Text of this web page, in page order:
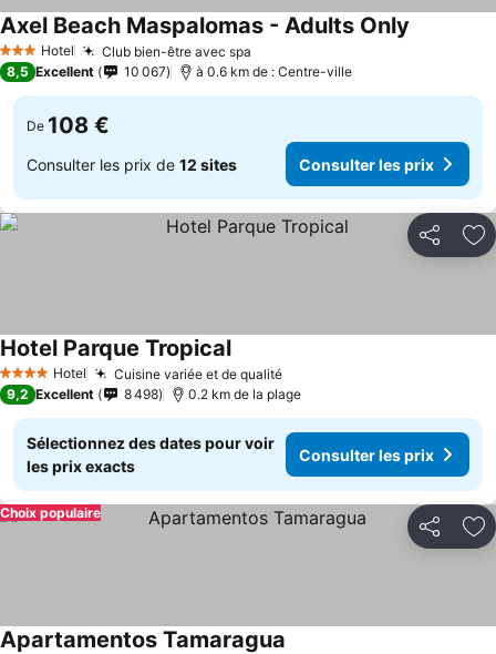
3 ÉtoilesHotel Club bien-être avec spa
Axel Beach Maspalomas - Adults Only
8,5 Excellent 10 067 à 0.6 km de : Centre-ville
De 108 €
Consulter les prix de 12 sites Consulter les prix
Partager
4 Étoiles Hotel Cuisine variée et de qualitéConsulter les prix
Hotel Parque TropicalConsulter les prix
9,2 Excellent 8 498 0.2 km de la plage
Sélectionnez des dates pour voir
les prix exacts
Consulter les prix
Partager
Choix populaire
Apartamentos Tamaragua